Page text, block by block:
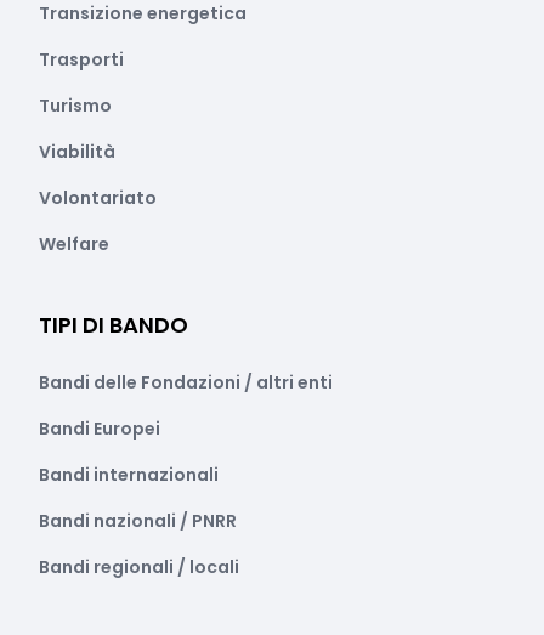
Transizione energetica
Trasporti
Turismo
Viabilità
Volontariato
Welfare
TIPI DI BANDO
Bandi delle Fondazioni / altri enti
Bandi Europei
Bandi internazionali
Bandi nazionali / PNRR
Bandi regionali / locali